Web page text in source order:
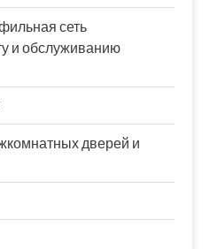
сеть
и обслуживанию
дверей и